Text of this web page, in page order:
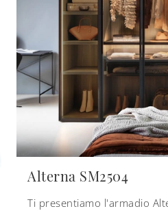
Alterna SM2504